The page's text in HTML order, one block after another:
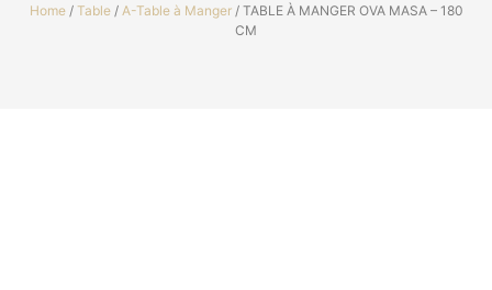
Home/ Table/ A-Table à Manger/ TABLE À MANGER OVA MASA – 180
CM